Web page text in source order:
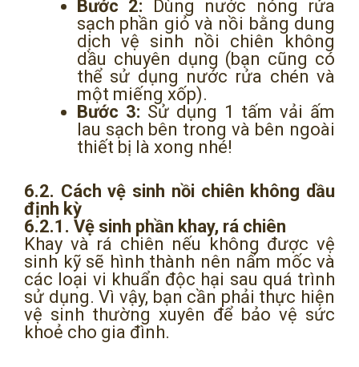
Bước 2: Dùng nước nóng rửa
sạch phần giỏ và nồi bằng dung
dịch vệ sinh nồi chiên không
dầu chuyên dụng (bạn cũng có
thể sử dụng nước rửa chén và
một miếng xốp).
Bước 3: Sử dụng 1 tấm vải ấm
lau sạch bên trong và bên ngoài
thiết bị là xong nhé!
6.2. Cách vệ sinh nồi chiên không dầu
định kỳ
6.2.1. Vệ sinh phần khay, rá chiên
Khay và rá chiên nếu không được vệ
sinh kỹ sẽ hình thành nên nấm mốc và
các loại vi khuẩn độc hại sau quá trình
sử dụng. Vì vậy, bạn cần phải thực hiện
vệ sinh thường xuyên để bảo vệ sức
khoẻ cho gia đình.